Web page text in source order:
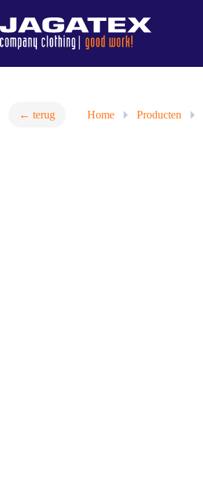
naar
de
inhoud
← terug Home » Producten »